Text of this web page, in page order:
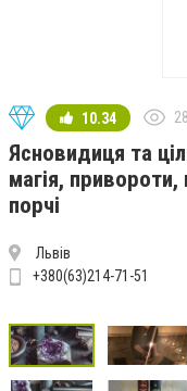
10.34
Ясновидиця та
магія,
порчі
Львів
+380(63)214-71-51